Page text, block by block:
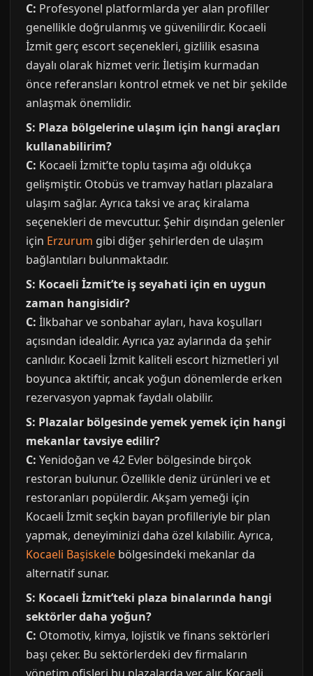
C: Profesyonel platformlarda yer alan profiller
genellikle doğrulanmış ve güvenilirdir. Kocaeli
İzmit gerç escort seçenekleri, gizlilik esasına
dayalı olarak hizmet verir. İletişim kurmadan
önce referansları kontrol etmek ve net bir şekilde
anlaşmak önemlidir.
S: Plaza bölgelerine ulaşım için hangi araçları
kullanabilirim?
C: Kocaeli İzmit’te toplu taşıma ağı oldukça
gelişmiştir. Otobüs ve tramvay hatları plazalara
ulaşım sağlar. Ayrıca taksi ve araç kiralama
seçenekleri de mevcuttur. Şehir dışından gelenler
için Erzurum gibi diğer şehirlerden de ulaşım
bağlantıları bulunmaktadır.
S: Kocaeli İzmit’te iş seyahati için en uygun
zaman hangisidir?
C: İlkbahar ve sonbahar ayları, hava koşulları
açısından idealdir. Ayrıca yaz aylarında da şehir
canlıdır. Kocaeli İzmit kaliteli escort hizmetleri yıl
boyunca aktiftir, ancak yoğun dönemlerde erken
rezervasyon yapmak faydalı olabilir.
S: Plazalar bölgesinde yemek yemek için hangi
mekanlar tavsiye edilir?
C: Yenidoğan ve 42 Evler bölgesinde birçok
restoran bulunur. Özellikle deniz ürünleri ve et
restoranları popülerdir. Akşam yemeği için
Kocaeli İzmit seçkin bayan profilleriyle bir plan
yapmak, deneyiminizi daha özel kılabilir. Ayrıca,
Kocaeli Başiskele bölgesindeki mekanlar da
alternatif sunar.
S: Kocaeli İzmit’teki plaza binalarında hangi
sektörler daha yoğun?
C: Otomotiv, kimya, lojistik ve finans sektörleri
başı çeker. Bu sektörlerdeki dev firmaların